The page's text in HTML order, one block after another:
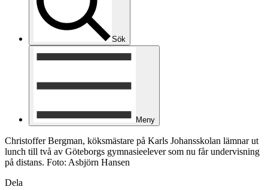
Sök
Meny
Christoffer Bergman, köksmästare på Karls Johansskolan lämnar ut
lunch till två av Göteborgs gymnasieelever som nu får undervisning
på distans. Foto: Asbjörn Hansen
Dela